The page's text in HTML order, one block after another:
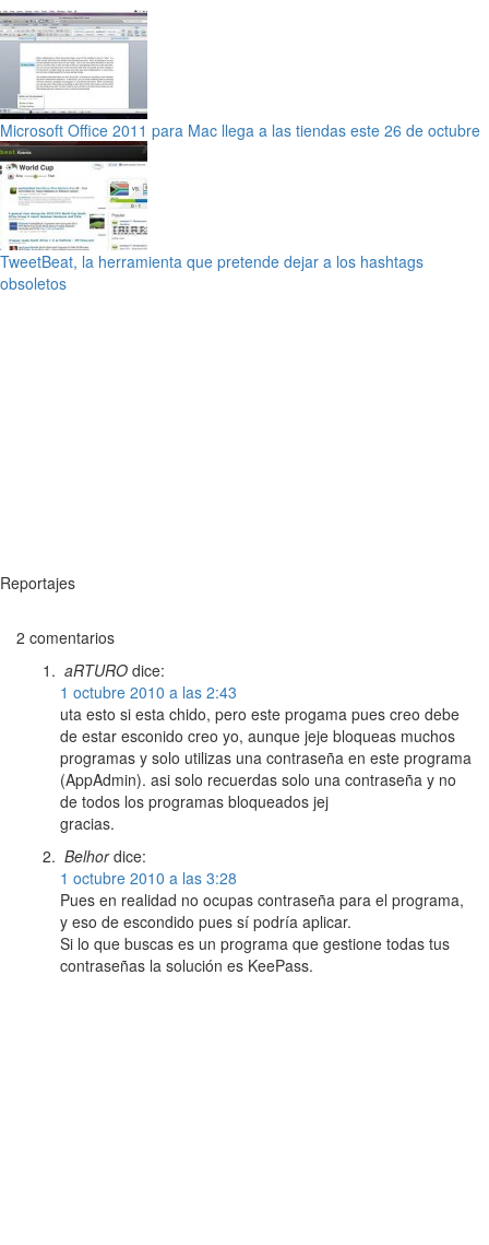
Microsoft Office 2011 para Mac llega a las tiendas este 26 de octubre
TweetBeat, la herramienta que pretende dejar a los hashtags
obsoletos
Reportajes
2 comentarios
aRTURO dice:
1 octubre 2010 a las 2:43
uta esto si esta chido, pero este progama pues creo debe
de estar esconido creo yo, aunque jeje bloqueas muchos
programas y solo utilizas una contraseña en este programa
(AppAdmin). asi solo recuerdas solo una contraseña y no
de todos los programas bloqueados jej
gracias.
Belhor dice:
1 octubre 2010 a las 3:28
Pues en realidad no ocupas contraseña para el programa,
y eso de escondido pues sí podría aplicar.
Si lo que buscas es un programa que gestione todas tus
contraseñas la solución es KeePass.